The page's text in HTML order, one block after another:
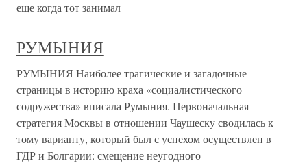
еще когда тот занимал
РУМЫНИЯ
РУМЫНИЯ Наиболее трагические и загадочные
страницы в историю краха «социалистического
содружества» вписала Румыния. Первоначальная
стратегия Москвы в отношении Чаушеску сводилась к
тому варианту, который был с успехом осуществлен в
ГДР и Болгарии: смещение неугодного